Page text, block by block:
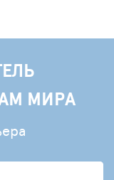
МИРА